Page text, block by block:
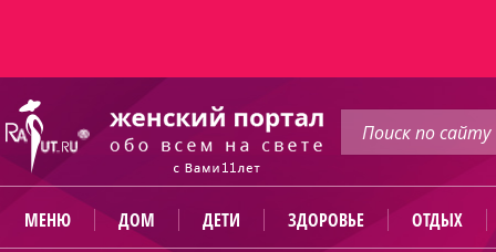
МЕНЮ ДОМ ДЕТИ ЗДОРОВЬЕ ОТДЫХ